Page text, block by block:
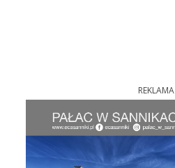
REKLAMA